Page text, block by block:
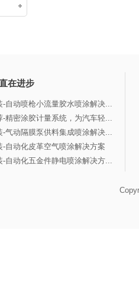
在进步
-自动喷枪小流量胶水喷涂解决...
-精密涂胶计量系统，为汽车轻...
-气动隔膜泵供料集成喷涂解决...
-自动化皮革空气喷涂解决方案
-自动化五金件静电喷涂解决方...